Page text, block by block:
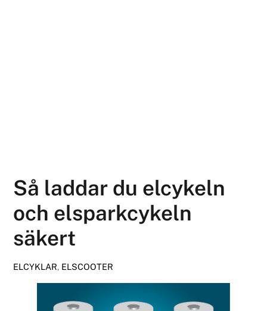
Så laddar du elcykeln
och elsparkcykeln
säkert
ELCYKLAR, ELSCOOTER